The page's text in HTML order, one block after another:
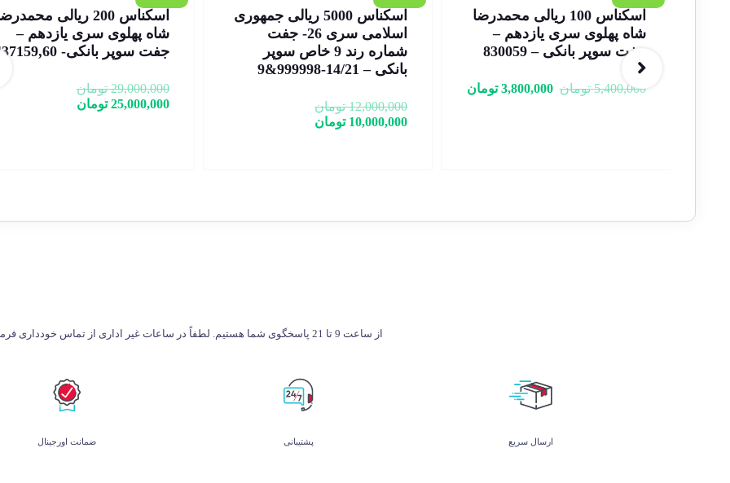
اسکناس 100 ریالی محمدرضا
شاه پهلوی سری یازدهم –
جفت سوپر بانکی – 830059
5,400,000 تومان 3,800,000 تومان
اسکناس 5000 ریالی جمهوری
اسلامی سری 26- جفت
شماره رند 9 خاص سوپر
بانکی – 14/21-999998&9
12,000,000 تومان
10,000,000 تومان
اسکناس 200 ریالی
شاه پهلوی سری یازدهم –
جفت سوپر بانکی- 437159,60
29,000,000 تومان
25,000,000 تومان
از ساعت 9 تا 21 پاسخگوی شما هستیم. لطفاً در ساعات غیر اداری از تماس خودداری فرمایید.
ارسال سریع پشتیبانی ضمانت اورجینال